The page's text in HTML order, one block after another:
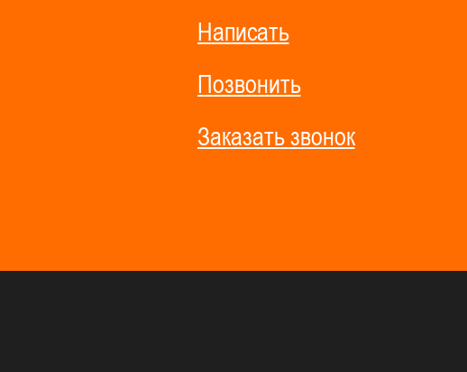
Написать
Позвонить
Заказать звонок